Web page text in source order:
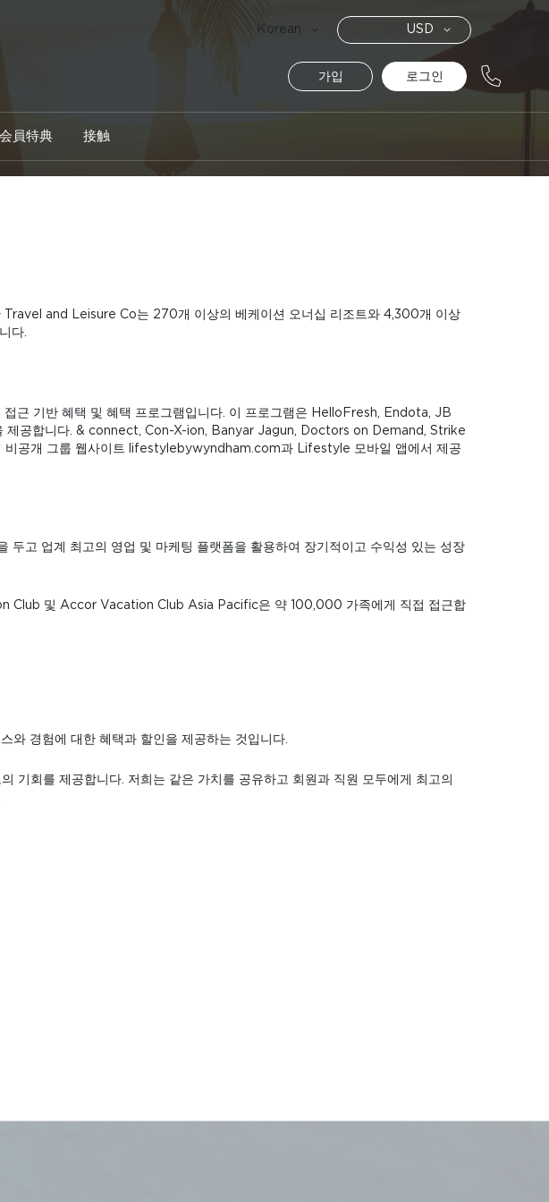
Language
Korean
통
화
USD
가입 로그인
会員特典 接触
and Leisure Co는 270개 이상의 베케이션 오너십 리조트와 4,300개 이상
다.
근 기반 혜택 및 혜택 프로그램입니다. 이 프로그램은 HelloFresh, Endota, JB
제공합니다. & connect, Con-X-ion, Banyar Jagun, Doctors on Demand, Strike
비공개 그룹 웹사이트 lifestylebywyndham.com과 Lifestyle 모바일 앱에서 제공
고 업계 최고의 영업 및 마케팅 플랫폼을 활용하여 장기적이고 수익성 있는 성장
및 Accor Vacation Club Asia Pacific은 약 100,000 가족에게 직접 접근합
와 경험에 대한 혜택과 할인을 제공하는 것입니다.
기회를 제공합니다. 저희는 같은 가치를 공유하고 회원과 직원 모두에게 최고의